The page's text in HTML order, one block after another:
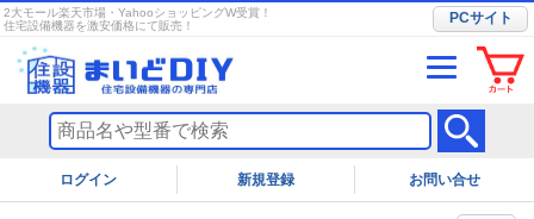
2大モール楽天市場・YahooショッピングW受賞！
住宅設備機器を激安価格にて販売！
PCサイト
ログイン お問い合せ